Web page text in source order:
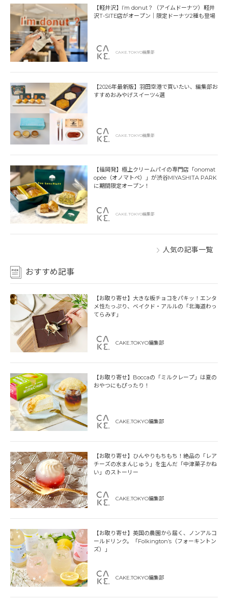
【軽井沢】I’m donut？（アイムドーナツ）軽井
沢T-SITE店がオープン｜限定ドーナツ2種も登場
CAKE.TOKYO編集部
【2026年最新版】羽田空港で買いたい、編集部お
すすめおみやげスイーツ4選
CAKE.TOKYO編集部
【福岡発】極上クリームパイの専門店「onomat
opée（オノマトペ）」が渋谷MIYASHITA PARK
に期間限定オープン！
CAKE.TOKYO編集部
人気の記事一覧
おすすめ記事
【お取り寄せ】大きな板チョコをパキッ！エンタ
メ性たっぷり、ベイクド・アルルの「北海道わっ
てらみす」
CAKE.TOKYO編集部
【お取り寄せ】Boccaの「ミルクレープ」は夏の
おやつにもぴったり！
CAKE.TOKYO編集部
【お取り寄せ】ひんやりもちもち！絶品の「レア
チーズの水まんじゅう」を生んだ「中津菓子かね
い」のストーリー
CAKE.TOKYO編集部
【お取り寄せ】英国の農園から届く、ノンアルコ
ールドリンク。「Folkington’s（フォーキントン
ズ）」
CAKE.TOKYO編集部